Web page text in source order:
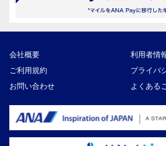
会社概要
利用者情
ご利用規約
プライバ
お問い合わせ
よくある